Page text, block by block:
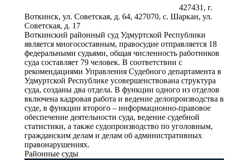
427431, г.
Воткинск, ул. Советская, д. 64, 427070, с. Шаркан, ул.
Советская, д. 17
Воткинский районный суд Удмуртской Республики
является многосоставным, правосудие отправляется 18
федеральными судьями, общая численность работников
суда составляет 79 человек. В соответствии с
рекомендациями Управления Судебного департамента в
Удмуртской Республике усовершенствована структура
суда, созданы два отдела. В функции одного из отделов
включена кадровая работа и ведение делопроизводства в
суде, в функции второго – информационно-правовое
обеспечение деятельности суда, ведение судебной
статистики, а также судопроизводство по уголовным,
гражданским делам и делам об административных
правонарушениях.
Районные суды